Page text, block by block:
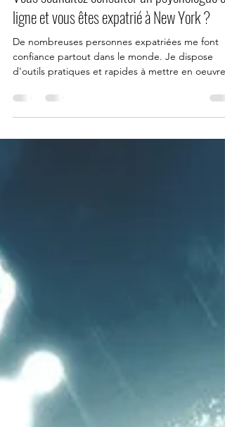
delflavabre
26 janv. 2021
1 min de lecture
Vous souhaitez consulter un psychologue en
ligne et vous êtes expatrié à New York ?
De nombreuses personnes expatriées me font
d'outils pratiques et rapides à mettre en